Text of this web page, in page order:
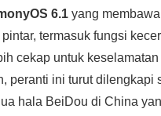
6.1 yang
termasuk fungsi
cekap untuk keselamatan
peranti ini turut dilengkapi
hala BeiDou di China